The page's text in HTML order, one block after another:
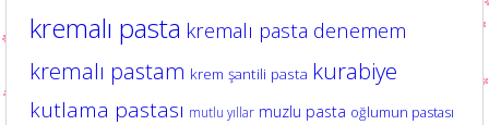
kremalı pasta kremalı pasta denemem
kremalı pastam krem şantili pasta kurabiye
kutlama pastası mutlu yıllar muzlu pasta oğlumun pastası